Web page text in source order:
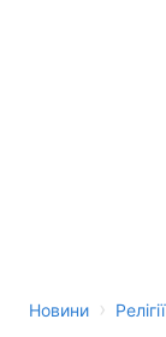
Новини › Релігії